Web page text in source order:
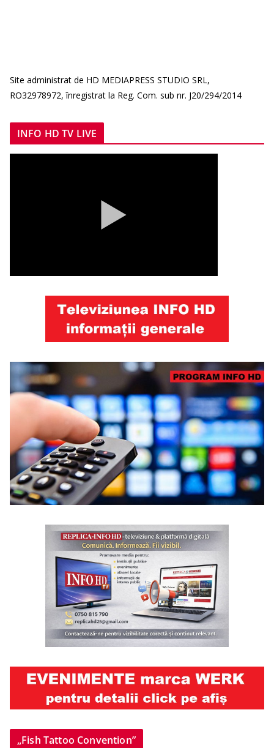
Site administrat de HD MEDIAPRESS STUDIO SRL,
RO32978972, înregistrat la Reg. Com. sub nr. J20/294/2014
INFO HD TV LIVE
„Fish Tattoo Convention”